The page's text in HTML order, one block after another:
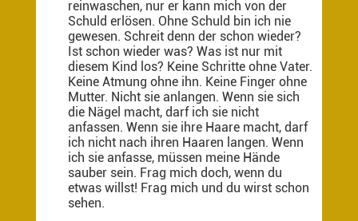
reinwaschen, nur er kann mich von der
Schuld erlösen. Ohne Schuld bin ich nie
gewesen. Schreit denn der schon wieder?
Ist schon wieder was? Was ist nur mit
diesem Kind los? Keine Schritte ohne Vater.
Keine Atmung ohne ihn. Keine Finger ohne
Mutter. Nicht sie anlangen. Wenn sie sich
die Nägel macht, darf ich sie nicht
anfassen. Wenn sie ihre Haare macht, darf
ich nicht nach ihren Haaren langen. Wenn
ich sie anfasse, müssen meine Hände
sauber sein. Frag mich doch, wenn du
etwas willst! Frag mich und du wirst schon
sehen.